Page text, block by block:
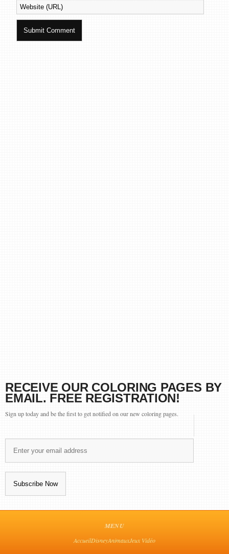
RECEIVE OUR COLORING PAGES BY
EMAIL. FREE REGISTRATION!
Sign up today and be the first to get notified on our new coloring pages.
MENU
AccueilDisneyAnimauxJeux Vidéo